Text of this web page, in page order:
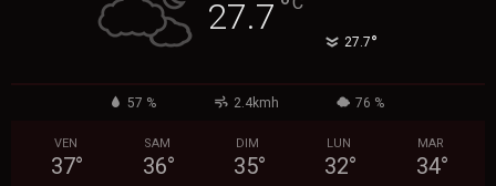
27.7 °
27.7°
57 % 2.4kmh 76 %
VEN
37°
SAM
36°
DIM
35°
LUN
32°
MAR
34°